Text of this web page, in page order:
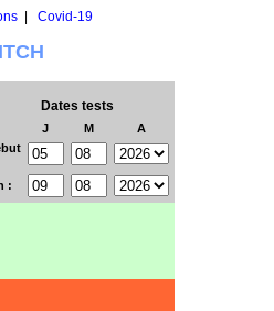
| Covid-19
Dates tests
J M
A
: